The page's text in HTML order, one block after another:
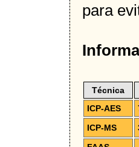
para
Técnica
ICP-AES
ICP-MS